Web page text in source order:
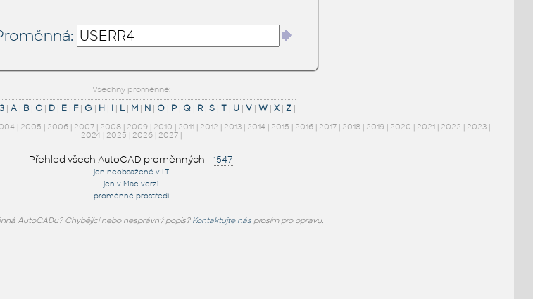
Všechny proměnné:
3 |A | B |C | D | E | F|G | H | I | L | M | N |O | P |Q | R |S |T | U |V |W |X |Z |
| 2005 | 2006| 2007| 2008| 2009| 2010 | 2011| 2012 | 2013| 2014| 2015 | 2016| 2017| 2018| 2019| 2020 | 2021| 2022 | 2023|
2024| 2025 | 2026| 2027|
Přehled všech AutoCAD proměnných -1547
jen neobsažené v LT
jen v Mac verzi
proměnné prostředí
AutoCADu? Chybějící nebo nesprávný popis? Kontaktujte násprosím pro opravu.